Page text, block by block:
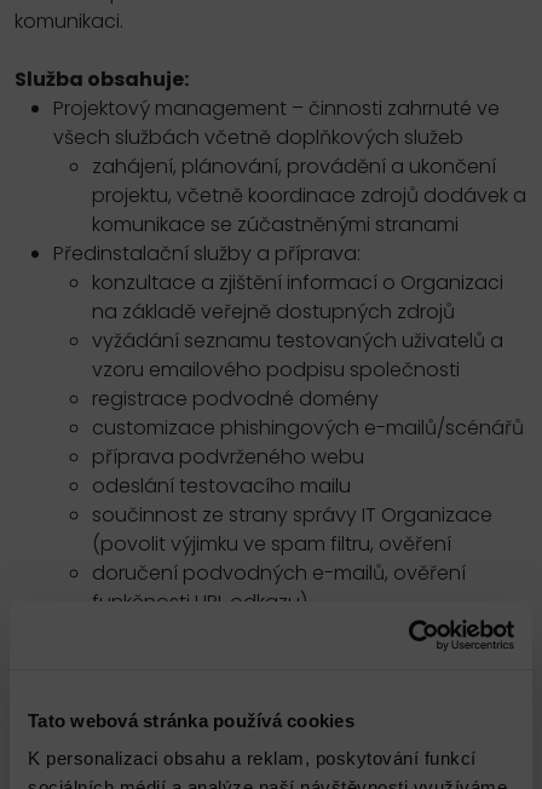
Tato webová stránka používá cookies
K personalizaci obsahu a reklam, poskytování funkcí
komunikaci.
Služba obsahuje:
Projektový management – činnosti zahrnuté ve
všech službách včetně doplňkových služeb
zahájení, plánování, provádění a ukončení
projektu, včetně koordinace zdrojů dodávek a
komunikace se zúčastněnými stranami
Předinstalační služby a příprava:
konzultace a zjištění informací o Organizaci
na základě veřejně dostupných zdrojů
vyžádání seznamu testovaných uživatelů a
vzoru emailového podpisu společnosti
registrace podvodné domény
customizace phishingových e-mailů/scénářů
příprava podvrženého webu
odeslání testovacího mailu
součinnost ze strany správy IT Organizace
(povolit výjimku ve spam filtru, ověření
doručení podvodných e-mailů, ověření
funkčnosti URL odkazu)
Konzultace
Pro úspěšnou instalaci a implementaci je nutná
spolupráce a příprava na straně příjemce služby!